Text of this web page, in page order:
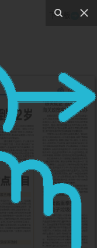
下一版